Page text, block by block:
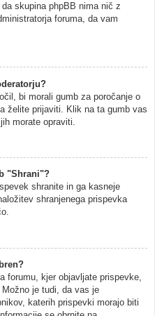
skupina phpBB nima nič z
foruma, da vam
bi morali gumb za poročanje o
želite prijaviti. Klik na ta gumb vas
morate opraviti.
"Shrani"?
shranite in ga kasneje
shranjenega prispevka
forumu, kjer objavljate prispevke,
je tudi, da vas je
katerih prispevki morajo biti